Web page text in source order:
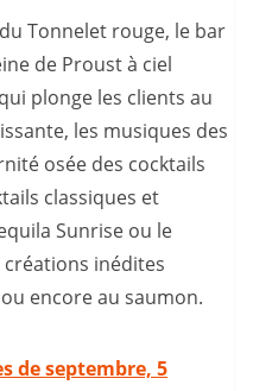
Tonnelet rouge, le bar
de Proust à ciel
plonge les clients au
les musiques des
osée des cocktails
classiques et
Sunrise ou le
inédites
encore au saumon.
de septembre, 5